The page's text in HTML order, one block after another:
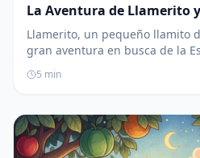
La Aventura de Llamerito
Llamerito, un pequeño llamito
gran aventura en busca de la
siguiendo consejos de amigos
camino. Su travesía no solo le
el amor por la naturaleza.
5 min